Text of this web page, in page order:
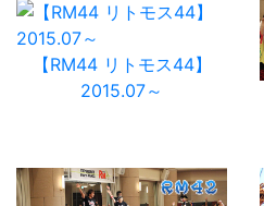
【RM44 リトモス44】
2015.07～